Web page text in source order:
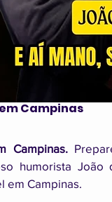
Campinas
Campinas.
humorista
Campinas.